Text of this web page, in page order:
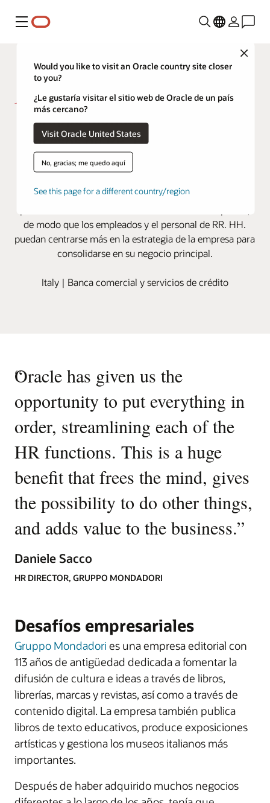
Menú
Close
Would you like to visit an Oracle country site closer
to you?
¿Le gustaría visitar el sitio web de Oracle de un país
más cercano?
Visit Oracle United States
No, gracias; me quedo aquí
See this page for a different country/region
Gruppo Mondadori unifica los
procesos de RR. HH. recursos con
Oracle Cloud
de Italia utiliza Oracle HCM para estandarizar los
de modo que los empleados y el personal de RR. HH.
puedan centrarse más en la estrategia de la empresa para
consolidarse en su negocio principal.
Italy | Banca comercial y servicios de crédito
“
Oracle has given us the
opportunity to put everything in
order, streamlining each of the
HR functions. This is a huge
benefit that frees the mind, gives
the possibility to do other things,
and adds value to the business.”
Daniele Sacco
HR DIRECTOR, GRUPPO MONDADORI
Desafíos empresariales
Gruppo Mondadori es una empresa editorial con
113 años de antigüedad dedicada a fomentar la
difusión de cultura e ideas a través de libros,
librerías, marcas y revistas, así como a través de
contenido digital. La empresa también publica
libros de texto educativos, produce exposiciones
artísticas y gestiona los museos italianos más
importantes.
Después de haber adquirido muchos negocios